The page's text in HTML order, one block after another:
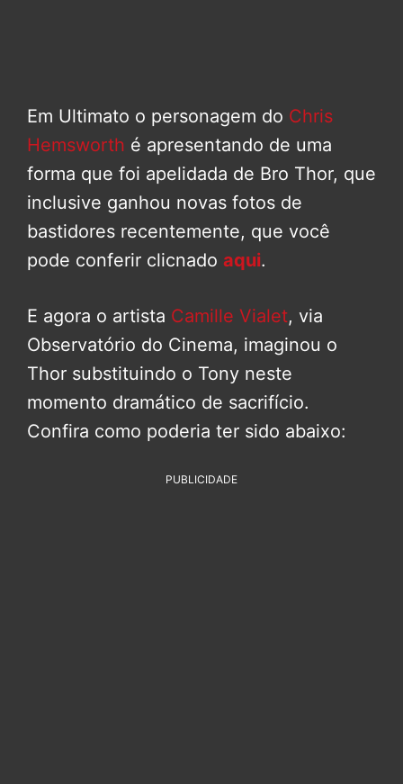
Em Ultimato o personagem do Chris
Hemsworth é apresentando de uma
forma que foi apelidada de Bro Thor, que
inclusive ganhou novas fotos de
bastidores recentemente, que você
pode conferir clicnado aqui.
E agora o artista Camille Vialet, via
Observatório do Cinema, imaginou o
Thor substituindo o Tony neste
momento dramático de sacrifício.
Confira como poderia ter sido abaixo:
PUBLICIDADE